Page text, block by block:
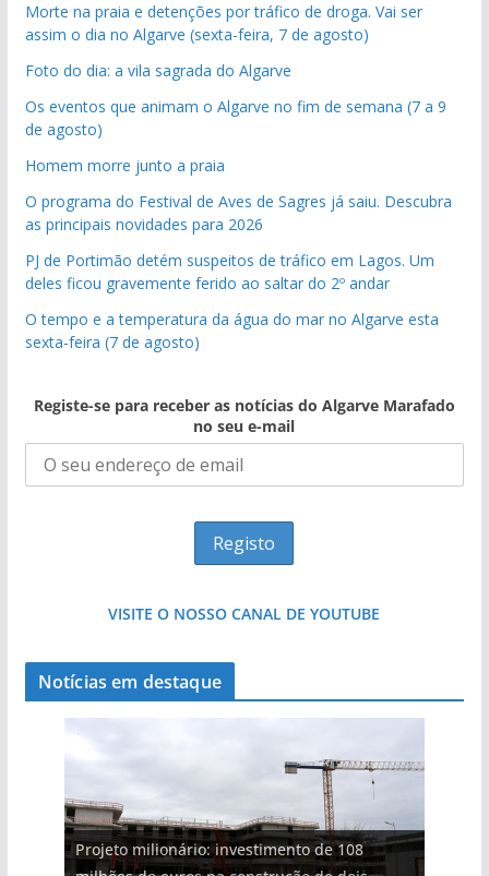
Morte na praia e detenções por tráfico de droga. Vai ser
assim o dia no Algarve (sexta-feira, 7 de agosto)
Foto do dia: a vila sagrada do Algarve
Os eventos que animam o Algarve no fim de semana (7 a 9
de agosto)
Homem morre junto a praia
O programa do Festival de Aves de Sagres já saiu. Descubra
as principais novidades para 2026
PJ de Portimão detém suspeitos de tráfico em Lagos. Um
deles ficou gravemente ferido ao saltar do 2º andar
O tempo e a temperatura da água do mar no Algarve esta
sexta-feira (7 de agosto)
Registe-se para receber as notícias do Algarve Marafado
no seu e-mail
VISITE O NOSSO CANAL DE YOUTUBE
Notícias em destaque
Projeto milionário: investimento de 108